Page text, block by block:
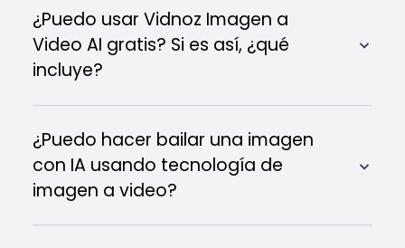
¿Puedo usar Vidnoz Imagen a
Video AI gratis? Si es así, ¿qué
incluye?
¿Puedo hacer bailar una imagen
con IA usando tecnología de
imagen a video?